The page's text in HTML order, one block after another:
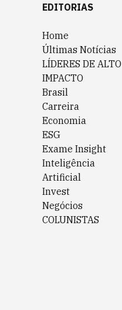
EDITORIAS
Home
Últimas Notícias
LÍDERES DE ALTO
IMPACTO
Brasil
Carreira
Economia
ESG
Exame Insight
Inteligência
Artificial
Invest
Negócios
COLUNISTAS